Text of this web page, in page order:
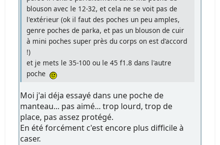
blouson avec le 12-32, et cela ne se voit pas de
l'extérieur (ok il faut des poches un peu amples,
genre poches de parka, et pas un blouson de cuir
à mini poches super près du corps on est d'accord
!)
et je mets le 35-100 ou le 45 f1.8 dans l'autre
poche
Moi j'ai déja essayé dans une poche de
manteau... pas aimé... trop lourd, trop de
place, pas assez protégé.
En été forcément c'est encore plus difficile à
caser.